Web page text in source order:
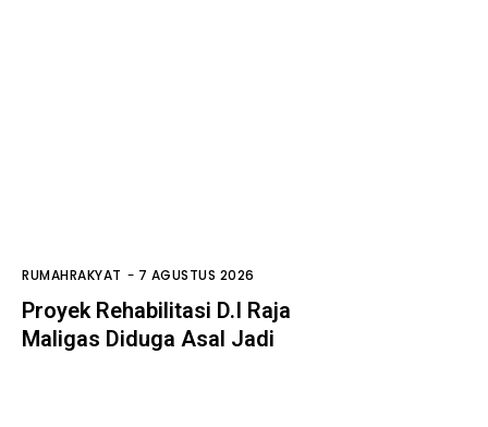
RUMAHRAKYAT - 7 AGUSTUS 2026
Proyek Rehabilitasi D.I Raja
Maligas Diduga Asal Jadi